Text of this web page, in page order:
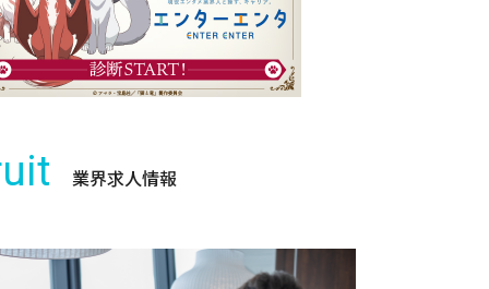
業界求人情報